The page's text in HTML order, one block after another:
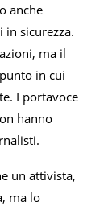
anche
in sicurezza.
ma il
in cui
I portavoce
hanno
un attivista,
ma lo